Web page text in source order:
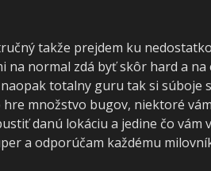
takže prejdem ku
normal zdá byť skôr hard a na
totalny guru tak si súboje
množstvo bugov, niektoré
danú lokáciu a jedine čo vám
a odporúčam každému